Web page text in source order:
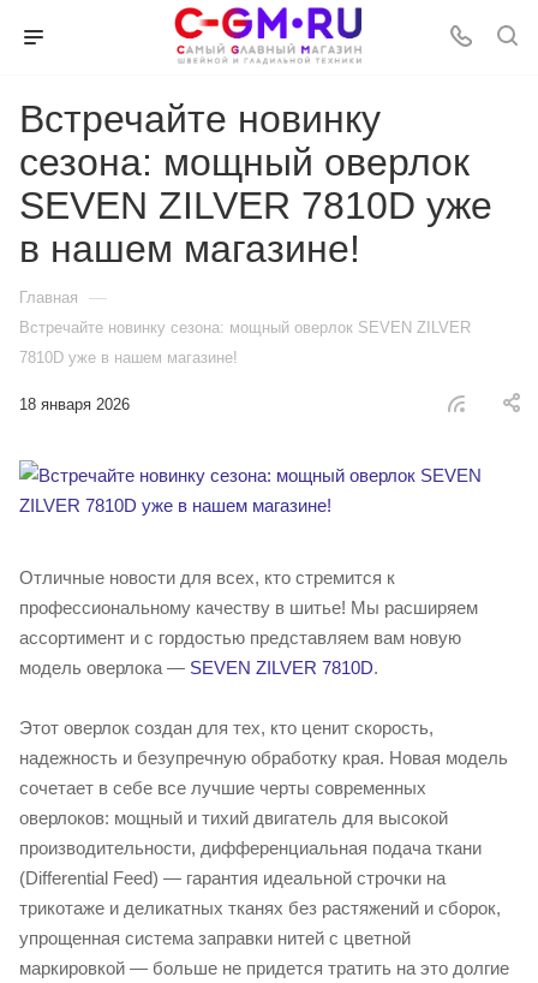
Встречайте новинку
сезона: мощный оверлок
SEVEN ZILVER 7810D уже
в нашем магазине!
Главная —
Встречайте новинку сезона: мощный оверлок SEVEN ZILVER
7810D уже в нашем магазине!
18 января 2026
Отличные новости для всех, кто стремится к
профессиональному качеству в шитье! Мы расширяем
ассортимент и с гордостью представляем вам новую
модель оверлока — SEVEN ZILVER 7810D.
Этот оверлок создан для тех, кто ценит скорость,
надежность и безупречную обработку края. Новая модель
сочетает в себе все лучшие черты современных
оверлоков: мощный и тихий двигатель для высокой
производительности, дифференциальная подача ткани
(Differential Feed) — гарантия идеальной строчки на
трикотаже и деликатных тканях без растяжений и сборок,
упрощенная система заправки нитей с цветной
маркировкой — больше не придется тратить на это долгие